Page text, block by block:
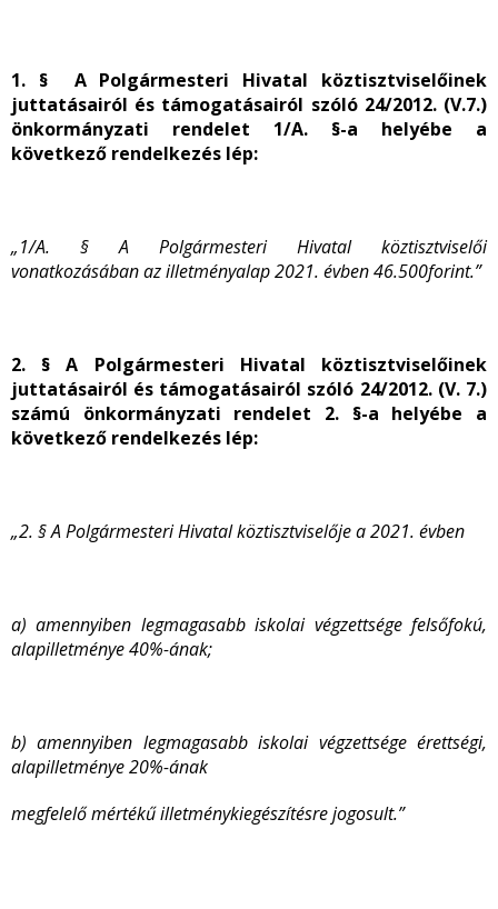
1. § A Polgármesteri Hivatal köztisztviselőinek
juttatásairól és támogatásairól szóló 24/2012. (V.7.)
önkormányzati rendelet 1/A. §-a helyébe a
következő rendelkezés lép:
„1/A. § A Polgármesteri Hivatal köztisztviselői
vonatkozásában az illetményalap 2021. évben 46.500forint.”
2. § A Polgármesteri Hivatal köztisztviselőinek
juttatásairól és támogatásairól szóló 24/2012. (V. 7.)
számú önkormányzati rendelet 2. §-a helyébe a
következő rendelkezés lép:
„2. § A Polgármesteri Hivatal köztisztviselője a 2021. évben
a) amennyiben legmagasabb iskolai végzettsége felsőfokú,
alapilletménye 40%-ának;
b) amennyiben legmagasabb iskolai végzettsége érettségi,
alapilletménye 20%-ának
megfelelő mértékű illetménykiegészítésre jogosult.”